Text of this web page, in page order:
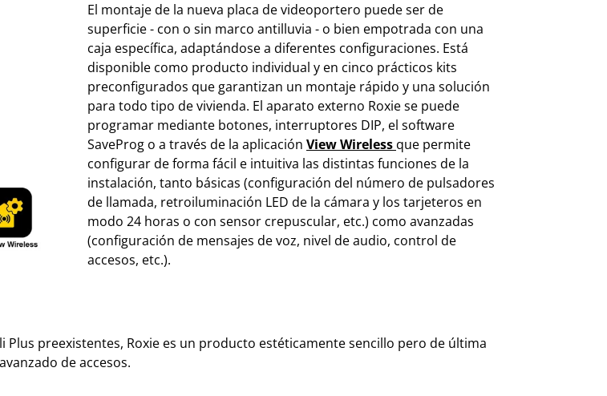
El montaje de la nueva placa de videoportero puede ser de
superficie - con o sin marco antilluvia - o bien empotrada con una
caja específica, adaptándose a diferentes configuraciones. Está
disponible como producto individual y en cinco prácticos kits
preconfigurados que garantizan un montaje rápido y una solución
para todo tipo de vivienda. El aparato externo Roxie se puede
programar mediante botones, interruptores DIP, el software
SaveProg o a través de la aplicación View Wireless que permite
configurar de forma fácil e intuitiva las distintas funciones de la
instalación, tanto básicas (configuración del número de pulsadores
de llamada, retroiluminación LED de la cámara y los tarjeteros en
modo 24 horas o con sensor crepuscular, etc.) como avanzadas
(configuración de mensajes de voz, nivel de audio, control de
accesos, etc.).
preexistentes, Roxie es un producto estéticamente sencillo pero de última
de accesos.